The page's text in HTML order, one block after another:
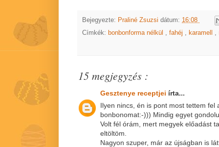
Bejegyezte: Praliné Zsuzsi dátum: 16:08
Címkék: bonbonforma nélkül , fahéj , karamell ,
15 megjegyzés :
Gesztenye receptjei írta...
Ilyen nincs, én is pont most tettem fel
bonbonomat:-))) Mindig egyet
Volt fél órám, mert megyek előadást
eltöltöm.
Nagyon szuper, már az újságban is